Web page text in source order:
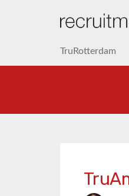
TruRotterdam